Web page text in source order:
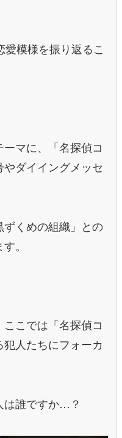
模様を振り返るこ
マに、「名探偵コ
ダイイングメッセ
くめの組織」との
。
こでは「名探偵コ
人たちにフォーカ
は誰ですか…？